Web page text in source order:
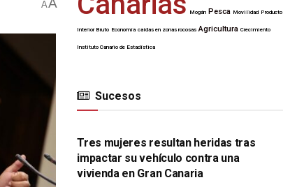
AA
Mogán Pesca Movilidad Producto
Interior Bruto Economía caídas en zonas rocosas Agricultura Crecimiento
Instituto Canario de Estadística
Sucesos
SUCESOS
Tres mujeres resultan heridas tras
impactar su vehículo contra una
vivienda en Gran Canaria